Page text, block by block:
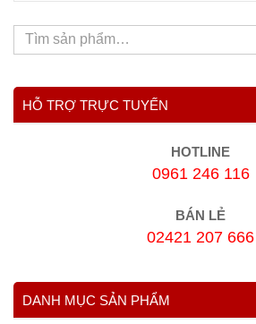
HỖ TRỢ TRỰC TUYẾN
HOTLINE
0961 246 116
BÁN LẺ
02421 207 666
DANH MỤC SẢN PHẨM